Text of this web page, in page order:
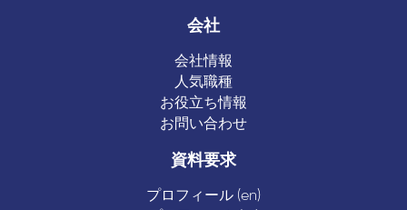
会社
会社情報
人気職種
お役立ち情報
お問い合わせ
資料要求
プロフィール (en)